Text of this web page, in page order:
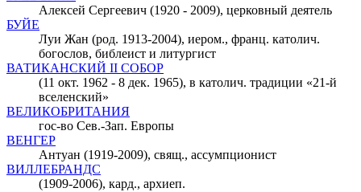
Алексей Сергеевич (1920 - 2009), церковный деятель
БУЙЕ
Луи Жан (род. 1913-2004), иером., франц. католич.
богослов, библеист и литургист
ВАТИКАНСКИЙ II СОБОР
(11 окт. 1962 - 8 дек. 1965), в католич. традиции «21-й
вселенский»
ВЕЛИКОБРИТАНИЯ
гос-во Сев.-Зап. Европы
ВЕНГЕР
Антуан (1919-2009), свящ., ассумпционист
ВИЛЛЕБРАНДС
(1909-2006), кард., архиеп.